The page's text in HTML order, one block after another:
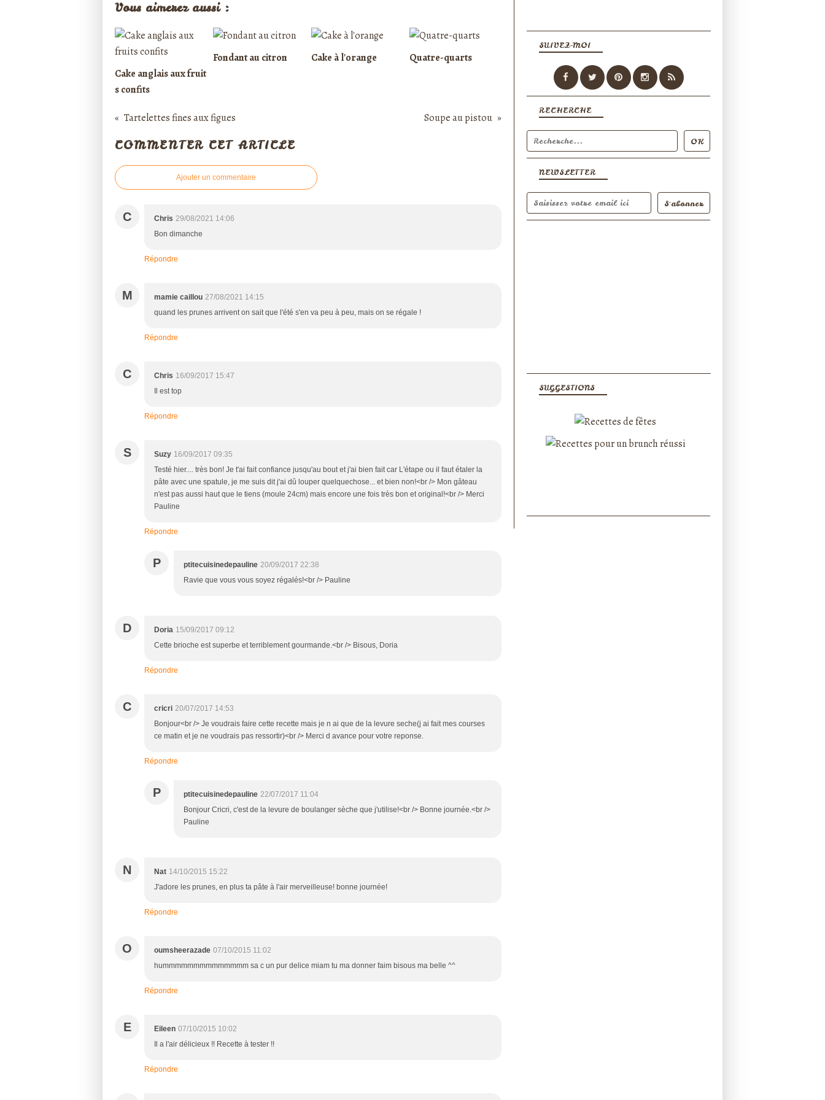
Vous aimerez aussi :
Cake anglais aux fruit
s confits
Fondant au citron Cake à l'orange Quatre-quarts
Tartelettes fines aux figues Soupe au pistou
COMMENTER CET ARTICLE
Ajouter un commentaire
C Chris 29/08/2021 14:06
Bon dimanche
Répondre
M mamie caillou 27/08/2021 14:15
quand les prunes arrivent on sait que l'été s'en va peu à peu, mais on se régale !
Répondre
C Chris 16/09/2017 15:47
Il est top
Répondre
S Suzy 16/09/2017 09:35
Testé hier.... très bon! Je t'ai fait confiance jusqu'au bout et j'ai bien fait car L'étape ou il faut étaler la
pâte avec une spatule, je me suis dit j'ai dû louper quelquechose... et bien non!<br /> Mon gâteau
n'est pas aussi haut que le tiens (moule 24cm) mais encore une fois très bon et original!<br /> Merci
Pauline
Répondre
P ptitecuisinedepauline 20/09/2017 22:38
Ravie que vous vous soyez régalés!<br /> Pauline
D Doria 15/09/2017 09:12
Cette brioche est superbe et terriblement gourmande.<br /> Bisous, Doria
Répondre
C cricri 20/07/2017 14:53
Bonjour<br /> Je voudrais faire cette recette mais je n ai que de la levure seche(j ai fait mes courses
ce matin et je ne voudrais pas ressortir)<br /> Merci d avance pour votre reponse.
Répondre
P ptitecuisinedepauline 22/07/2017 11:04
Bonjour Cricri, c'est de la levure de boulanger sèche que j'utilise!<br /> Bonne journée.<br />
Pauline
N Nat 14/10/2015 15:22
J'adore les prunes, en plus ta pâte à l'air merveilleuse! bonne journée!
Répondre
O oumsheerazade 07/10/2015 11:02
hummmmmmmmmmmmmm sa c un pur delice miam tu ma donner faim bisous ma belle ^^
Répondre
E Eileen 07/10/2015 10:02
Il a l'air délicieux !! Recette à tester !!
Répondre
NEWSLETTER
SUIVEZ-MOI
RECHERCHE
SUGGESTIONS